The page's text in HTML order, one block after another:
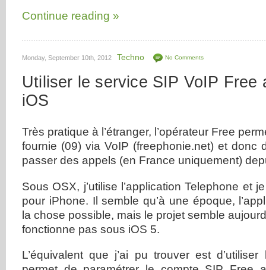
Continue reading »
Monday, September 10th, 2012 Techno No Comments
Utiliser le service SIP VoIP Free
iOS
Très pratique à l’étranger, l’opérateur Free
fournie (09) via VoIP (freephonie.net) et donc
passer des appels (en France uniquement)
Sous OSX, j’utilise l’application Telephone et
pour iPhone. Il semble qu’à une époque,
la chose possible, mais le projet semble
fonctionne pas sous iOS 5.
L’équivalent que j’ai pu trouver est d’utiliser